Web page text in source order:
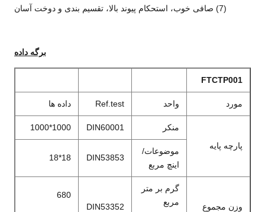
(7) صافی خوب، استحکام پیوند بالا، تقسیم بندی و دوخت آسان
برگه داده
FTCTP001
مورد واحد Ref.test داده ها
پارچه پایه
منکر DIN60001
1000*1000
موضوعات/
اینچ مربع
DIN53853
18*18
وزن مجموع
گرم بر متر
مربع
DIN53352
680